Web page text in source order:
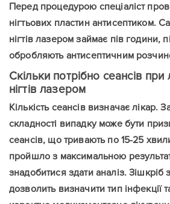
Перед процедурою спеціаліст
нігтьових пластин антисептиком.
нігтів лазером займає пів години,
обробляють антисептичним
Скільки потрібно сеансів при
нігтів лазером
Кількість сеансів визначає лікар.
складності випадку може бути
сеансів, що тривають по 15-25
пройшло з максимальною
знадобитися здати аналіз. Зішкріб
дозволить визначити тип інфекції